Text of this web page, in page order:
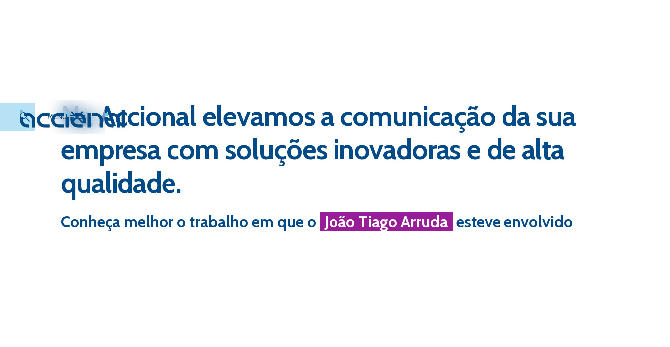
MENUNa Accional elevamos a comunicação da sua
empresa com soluções inovadoras e de alta
qualidade.
Conheça melhor o trabalho em que o João Tiago Arruda esteve envolvido